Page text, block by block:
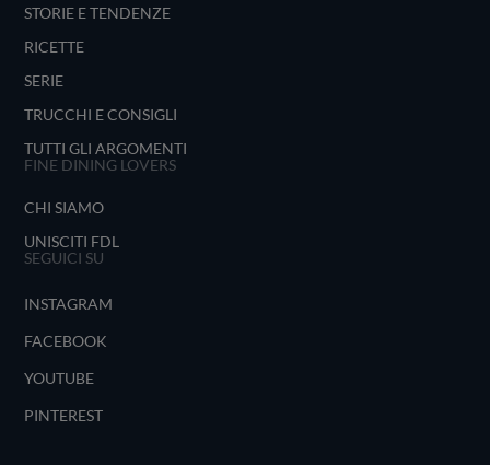
STORIE E TENDENZE
RICETTE
SERIE
TRUCCHI E CONSIGLI
TUTTI GLI ARGOMENTI
FINE DINING LOVERS
CHI SIAMO
UNISCITI FDL
SEGUICI SU
INSTAGRAM
FACEBOOK
YOUTUBE
PINTEREST